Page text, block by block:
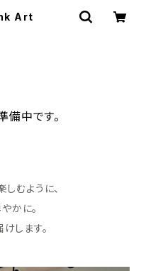
Art
中です。
しむように、
かに。
します。